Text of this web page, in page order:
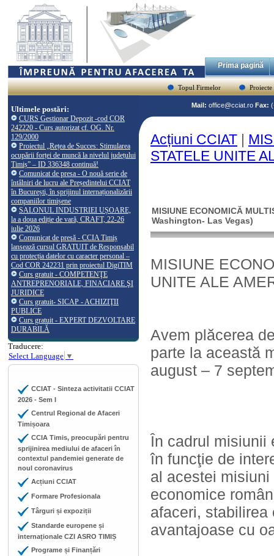
Prima pagină
Topul Firmelor Proiecte
Ultimele postări:
CURS Gestionar Depozit -cod COR
242220 - Curs autorizat cf. OG. Nr.
129/2000
Proiectul „Rețea de Succes: Stimularea
ocupării forței de muncă la nivelul județului
Timiș” – ID 336348 continuă!
Comunicat de presa - O nouă serie de
întâlniri de lucru ale Președintelui CCIAT
în București, în sprijinul internaționalizării
companiilor timișene
SALONUL INDUSTRIEI UȘOARE,
la a doua ediție de vară, CRAFT, 22-26
iulie 2026
Comunicat de presă - CCIA Timiș
lansează cursul GRATUIT de Responsabil
cu protecția datelor cu caracter personal –
Cod COR 242231 prin proiectul DigiTIM
Curs gratuit - COMPETENŢE
ANTREPRENORIALE, FINACIARE ŞI
JURIDICE
Curs gratuit- SICAP - ACHIZIŢII
PUBLICE
Curs gratuit - EXPERT DEZVOLTARE
DURABILĂ
Traducere:
Select Language ▼
CCIAT - Sinteza activitatii CCIAT
2026 - Sem I
Centrul Regional de Afaceri
Timișoara
CCIA Timis, preocupări pentru
sprijinirea mediului de afaceri în
contextul pandemiei generate de
noul coronavirus
Acțiuni CCIAT
Formare Profesionala
Târguri și expoziții
Standarde europene și
internaționale CZI ASRO TIMIȘ
Programe și Finanțări
Mail: office@cciat.ro Fax:
Acțiuni CCIAT |
STATELE UNITE
MISIUNE ECONOMICĂ
Washington- Las Vegas)
MISIUNE
UNITE ALE
Avem plăcerea
parte la această
august – 7
În cadrul misiunii
în funcţie de
al acestei
economice
afaceri, stabilirea
avantajoase cu